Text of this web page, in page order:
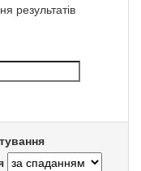
результатів